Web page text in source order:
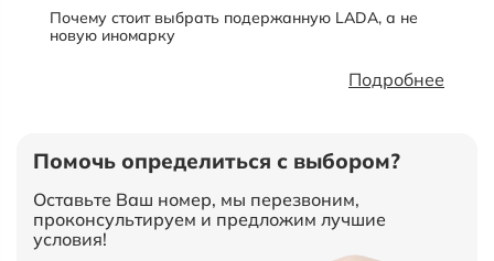
Почему стоит выбрать подержанную LADA, а не
новую иномарку
Подробнее
Помочь определиться с выбором?
Оставьте Ваш номер, мы перезвоним,
проконсультируем и предложим лучшие
условия!